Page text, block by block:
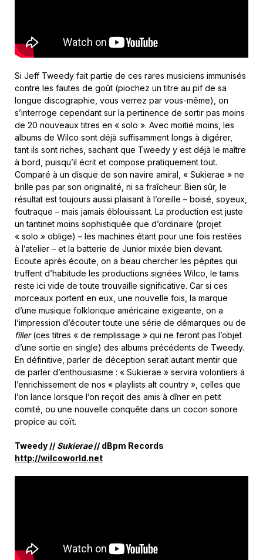
Si Jeff Tweedy fait partie de ces rares musiciens immunisés
contre les fautes de goût (piochez un titre au pif de sa
longue discographie, vous verrez par vous-même), on
s’interroge cependant sur la pertinence de sortir pas moins
de 20 nouveaux titres en « solo ». Avec moitié moins, les
albums de Wilco sont déjà suffisamment longs à digérer,
tant ils sont riches, sachant que Tweedy y est déjà le maître
à bord, puisqu’il écrit et compose pratiquement tout.
Comparé à un disque de son navire amiral, « Sukierae » ne
brille pas par son originalité, ni sa fraîcheur. Bien sûr, le
résultat est toujours aussi plaisant à l’oreille – boisé, soyeux,
foutraque – mais jamais éblouissant. La production est juste
un tantinet moins sophistiquée que d’ordinaire (projet
« solo » oblige) – les machines étant pour une fois restées
à l’atelier – et la batterie de Junior mixée bien devant.
Ecoute après écoute, on a beau chercher les pépites qui
truffent d’habitude les productions signées Wilco, le tamis
reste ici vide de toute trouvaille significative. Car si ces
morceaux portent en eux, une nouvelle fois, la marque
d’une musique folklorique américaine exigeante, on a
l’impression d’écouter toute une série de démarques ou de
filler(ces titres « de remplissage » qui ne feront pas l’objet
d’une sortie en single) des albums précédents de Tweedy.
En définitive, parler de déception serait autant mentir que
de parler d’enthousiasme : « Sukierae » servira volontiers à
l’enrichissement de nos « playlists alt country », celles que
l’on lance lorsque l’on reçoit des amis à dîner en petit
comité, ou une nouvelle conquête dans un cocon sonore
propice au coït.
Tweedy // Sukierae// dBpm Records
http://wilcoworld.net